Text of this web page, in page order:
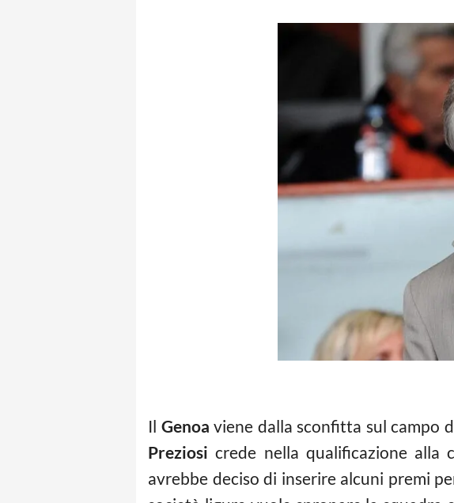
Il Genoa viene dalla sconfitta sul campo
Preziosi crede nella qualificazione alla
avrebbe deciso di inserire alcuni premi